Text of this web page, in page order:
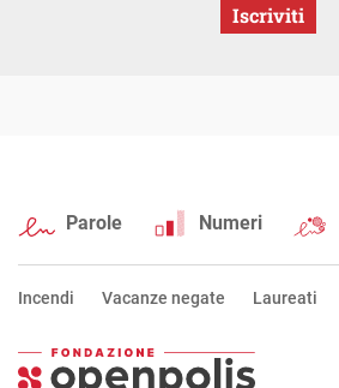
Iscriviti
Parole Numeri
Incendi Vacanze negate Laureati